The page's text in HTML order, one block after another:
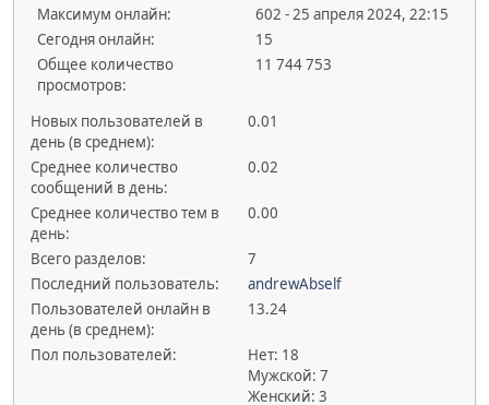
Максимум онлайн:
602 - 25 апреля 2024, 22:15
Сегодня онлайн:
15
Общее количество
просмотров:
11 744 753
Новых пользователей в
день (в среднем):
0.01
Среднее количество
сообщений в день:
0.02
Среднее количество тем в
день:
0.00
Всего разделов:
7
Последний пользователь:
andrewAbself
Пользователей онлайн в
день (в среднем):
13.24
Пол пользователей:
Нет: 18
Мужской: 7
Женский: 3